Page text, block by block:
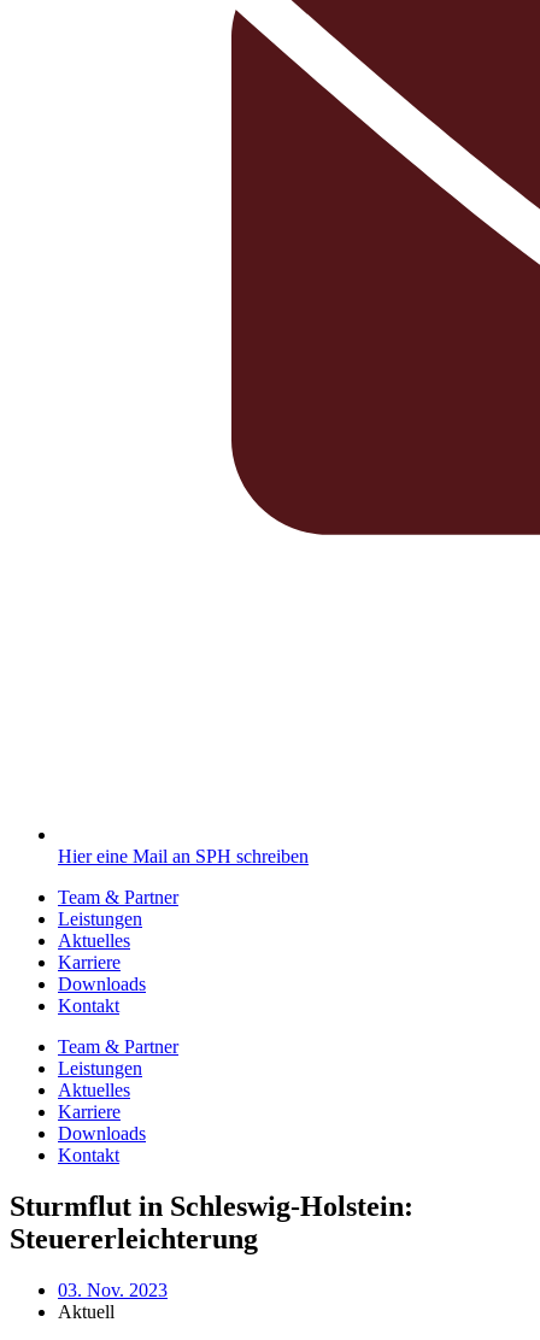
Hier eine Mail an SPH schreiben
Team & Partner
Leistungen
Aktuelles
Karriere
Downloads
Kontakt
Team & Partner
Leistungen
Aktuelles
Karriere
Downloads
Kontakt
Sturmflut in Schleswig-Holstein:
Steuererleichterung
03. Nov. 2023
Aktuell